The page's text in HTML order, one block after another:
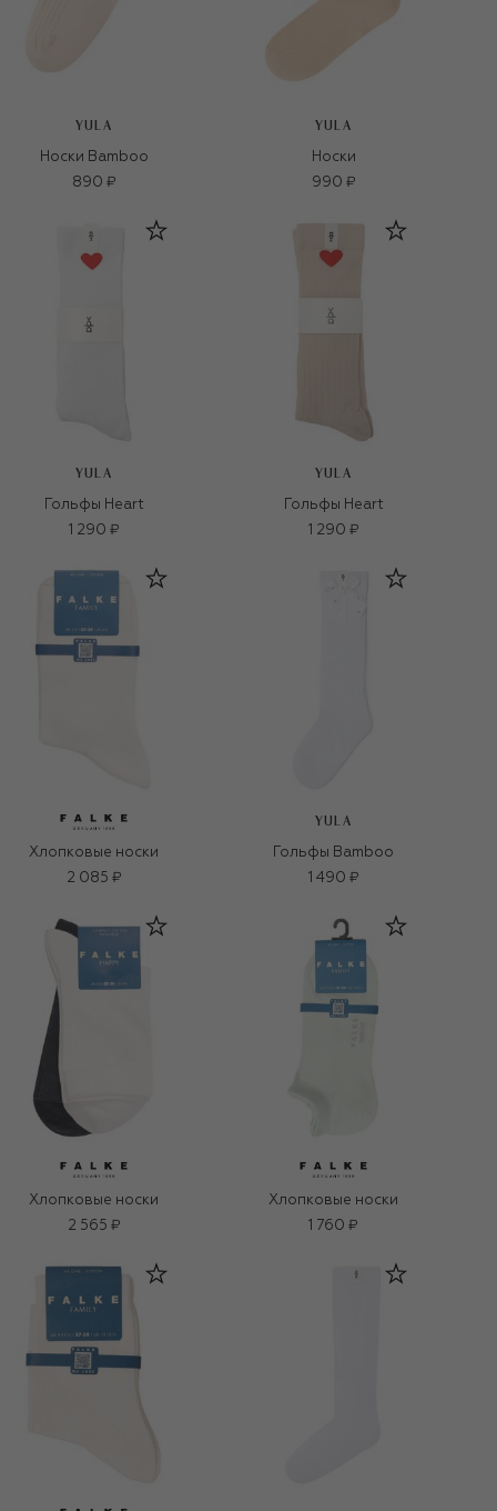
YULA
Носки Bamboo
890 ₽
YULA
Носки
990 ₽
YULA
Гольфы Heart
1 290 ₽
YULA
Гольфы Heart
1 290 ₽
Хлопковые носки
2 085 ₽
YULA
Гольфы Bamboo
1 490 ₽
Хлопковые носки
2 565 ₽
Хлопковые носки
1 760 ₽